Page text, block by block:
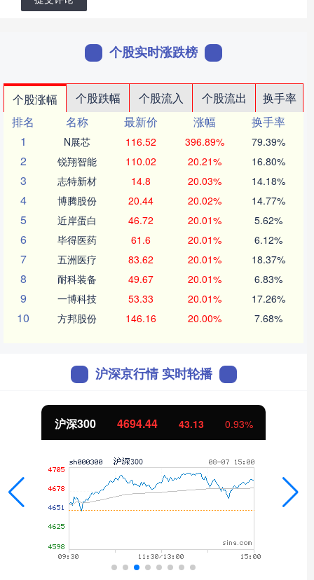
个股实时涨跌榜
个股涨幅 个股跌幅 个股流入 个股流出
换手率
排名
名称 最新价 涨幅
换手率
1
N展芯 116.52 396.89% 79.39%
2 锐翔智能 110.02 20.21% 16.80%
3 志特新材 14.8 20.03% 14.18%
4 博腾股份 20.44 20.02% 14.77%
5 近岸蛋白 46.72 20.01% 5.62%
6 毕得医药 61.6 20.01% 6.12%
7 五洲医疗 83.62 20.01% 18.37%
8 耐科装备 49.67 20.01% 6.83%
9 一博科技 53.33 20.01% 17.26%
10 方邦股份 146.16 20.00% 7.68%
沪深京行情 实时轮播
北证50 1134.24 11.37 1.01%